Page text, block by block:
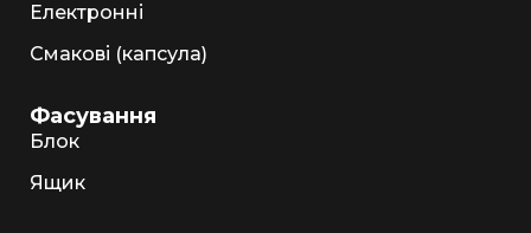
Електронні
Смакові (капсула)
Фасування
Блок
Ящик